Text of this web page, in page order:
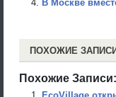
В Москве
ПОХОЖИЕ ЗАПИСИ
Похожие Записи: